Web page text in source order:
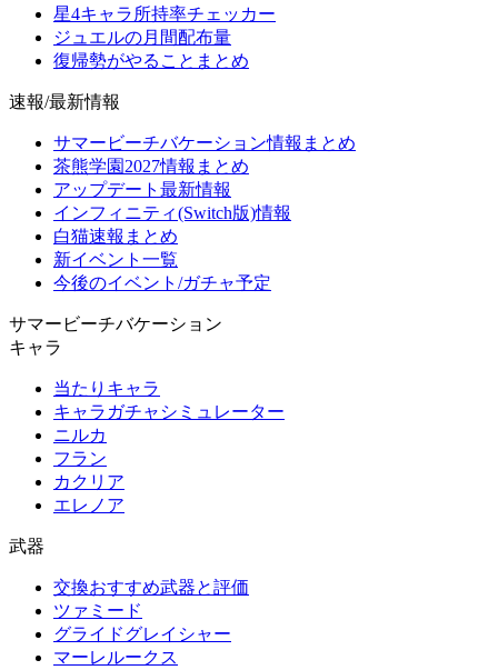
星4キャラ所持率チェッカー
ジュエルの月間配布量
復帰勢がやることまとめ
速報/最新情報
サマービーチバケーション情報まとめ
茶熊学園2027情報まとめ
アップデート最新情報
インフィニティ(Switch版)情報
白猫速報まとめ
新イベント一覧
今後のイベント/ガチャ予定
サマービーチバケーション
キャラ
当たりキャラ
キャラガチャシミュレーター
ニルカ
フラン
カクリア
エレノア
武器
交換おすすめ武器と評価
ツァミード
グライドグレイシャー
マーレルークス